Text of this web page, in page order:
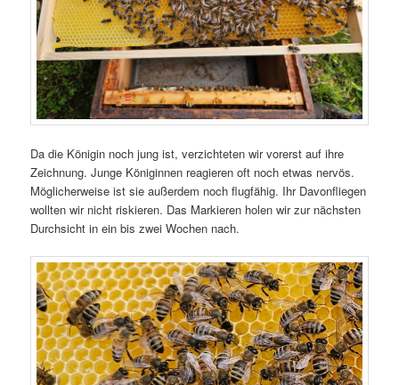
Da die Königin noch jung ist, verzichteten wir vorerst auf ihre
Zeichnung. Junge Königinnen reagieren oft noch etwas nervös.
Möglicherweise ist sie außerdem noch flugfähig. Ihr Davonfliegen
wollten wir nicht riskieren. Das Markieren holen wir zur nächsten
Durchsicht in ein bis zwei Wochen nach.